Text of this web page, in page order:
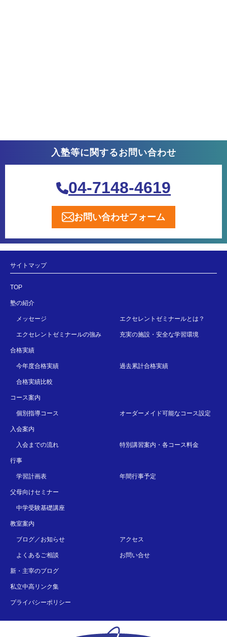
入塾等に関するお問い合わせ
04-7148-4619
お問い合わせフォーム
サイトマップ
TOP
塾の紹介
メッセージ エクセレントゼミナールとは？
エクセレントゼミナールの強み 充実の施設・安全な学習環境
合格実績
今年度合格実績 過去累計合格実績
合格実績比較
コース案内
個別指導コース オーダーメイド可能なコース設定
入会案内
入会までの流れ 特別講習案内・各コース料金
行事
学習計画表 年間行事予定
父母向けセミナー
中学受験基礎講座
教室案内
ブログ／お知らせ アクセス
よくあるご相談 お問い合せ
新・主宰のブログ
私立中高リンク集
プライバシーポリシー